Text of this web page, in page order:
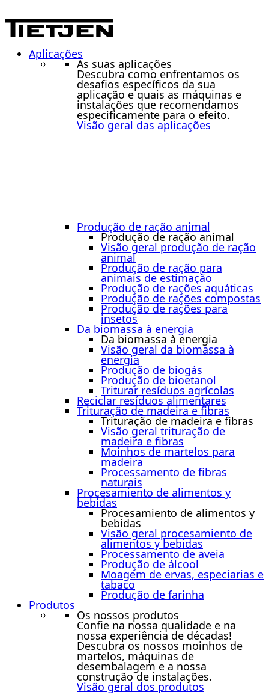
Aplicações
As suas aplicações
Descubra como enfrentamos os
desafios específicos da sua
aplicação e quais as máquinas e
instalações que recomendamos
especificamente para o efeito.
Visão geral das aplicações
Produção de ração animal
Produção de ração animal
Visão geral produção de ração
animal
Produção de ração para
animais de estimação
Produção de rações aquáticas
Produção de rações compostas
Produção de rações para
insetos
Da biomassa à energia
Da biomassa à energia
Visão geral da biomassa à
energia
Produção de biogás
Produção de bioetanol
Triturar resíduos agrícolas
Reciclar resíduos alimentares
Trituração de madeira e fibras
Trituração de madeira e fibras
Visão geral trituração de
madeira e fibras
Moinhos de martelos para
madeira
Processamento de fibras
naturais
Procesamiento de alimentos y
bebidas
Procesamiento de alimentos y
bebidas
Visão geral procesamiento de
alimentos y bebidas
Processamento de aveia
Produção de álcool
Moagem de ervas, especiarias e
tabaco
Produção de farinha
Produtos
Os nossos produtos
Confie na nossa qualidade e na
nossa experiência de décadas!
Descubra os nossos moinhos de
martelos, máquinas de
desembalagem e a nossa
construção de instalações.
Visão geral dos produtos